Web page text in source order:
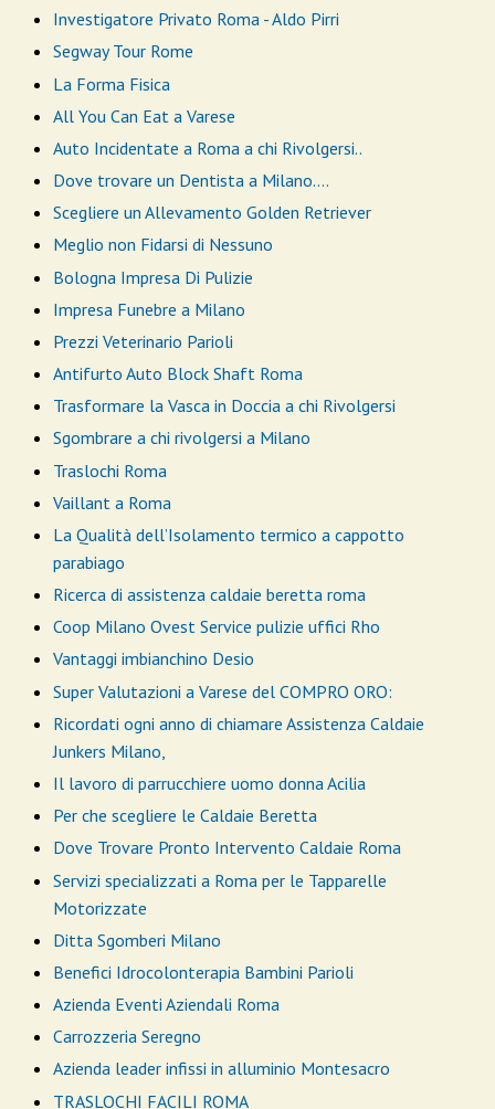
Investigatore Privato Roma - Aldo Pirri
Segway Tour Rome
La Forma Fisica
All You Can Eat a Varese
Auto Incidentate a Roma a chi Rivolgersi..
Dove trovare un Dentista a Milano....
Scegliere un Allevamento Golden Retriever
Meglio non Fidarsi di Nessuno
Bologna Impresa Di Pulizie
Impresa Funebre a Milano
Prezzi Veterinario Parioli
Antifurto Auto Block Shaft Roma
Trasformare la Vasca in Doccia a chi Rivolgersi
Sgombrare a chi rivolgersi a Milano
Traslochi Roma
Vaillant a Roma
La Qualità dell’Isolamento termico a cappotto
parabiago
Ricerca di assistenza caldaie beretta roma
Coop Milano Ovest Service pulizie uffici Rho
Vantaggi imbianchino Desio
Super Valutazioni a Varese del COMPRO ORO:
Ricordati ogni anno di chiamare Assistenza Caldaie
Junkers Milano,
Il lavoro di parrucchiere uomo donna Acilia
Per che scegliere le Caldaie Beretta
Dove Trovare Pronto Intervento Caldaie Roma
Servizi specializzati a Roma per le Tapparelle
Motorizzate
Ditta Sgomberi Milano
Benefici Idrocolonterapia Bambini Parioli
Azienda Eventi Aziendali Roma
Carrozzeria Seregno
Azienda leader infissi in alluminio Montesacro
TRASLOCHI FACILI ROMA